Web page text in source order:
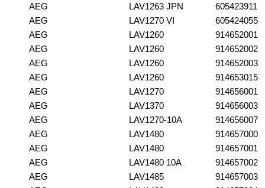
AEG
LAV1263 JPN
605423911
AEG
LAV1270 VI
605424055
AEG
LAV1260
914652001
AEG
LAV1260
914652002
AEG
LAV1260
914652003
AEG
LAV1260
914653015
AEG
LAV1270
914656001
AEG
LAV1370
914656003
AEG
LAV1270-10A
914656007
AEG
LAV1480
914657000
AEG
LAV1480
914657001
AEG
LAV1480 10A
914657002
AEG
LAV1485
914657003